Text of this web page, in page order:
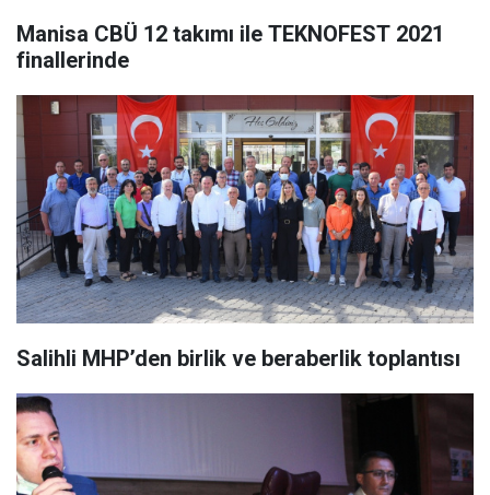
Manisa CBÜ 12 takımı ile TEKNOFEST 2021
finallerinde
Salihli MHP’den birlik ve beraberlik toplantısı